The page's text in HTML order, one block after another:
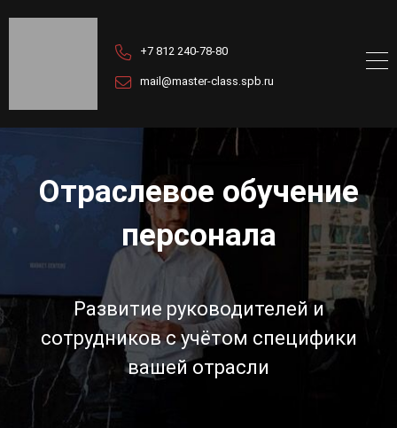
+7 812 240-78-80
mail@master-class.spb.ru
Отраслевое обучение
персонала
Развитие руководителей и
сотрудников с учётом специфики
вашей отрасли